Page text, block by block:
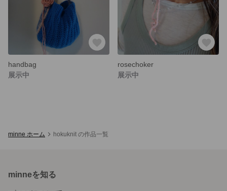
handbag
展示中
rosechoker
展示中
minne ホーム hokuknit の作品一覧
minneを知る